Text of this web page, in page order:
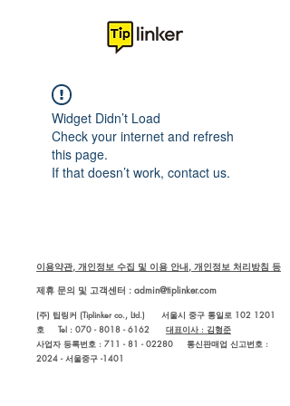
Widget Didn’t Load
Check your internet and refresh
this page.
If that doesn’t work, contact us.
이용약관, 개인정보 수집 및 이용 안내, 개인정보 처리방침 등
제휴 문의 및 고객센터 : admin@tiplinker.com
(주) 팁링커 (Tiplinker co., Ltd.) 서울시 중구 통일로 102 1201
호 Tel : 070 - 8018 - 6162 대표이사 : 김형준
사업자 등록번호 : 711 - 81 - 02280 통신판매업 신고번호 :
2024 - 서울중구 -1401